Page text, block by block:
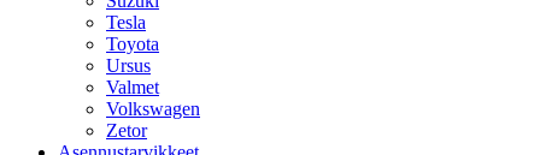
Tesla
Toyota
Ursus
Valmet
Volkswagen
Zetor